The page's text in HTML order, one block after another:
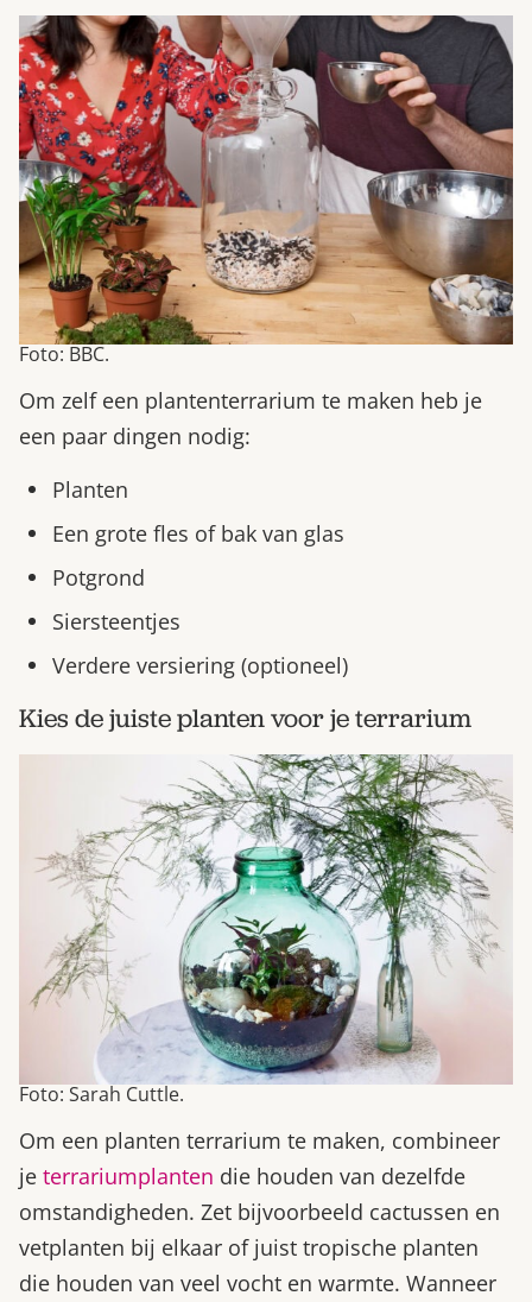
Foto: BBC.
Om zelf een plantenterrarium te maken heb je
een paar dingen nodig:
Planten
Een grote fles of bak van glas
Potgrond
Siersteentjes
Verdere versiering (optioneel)
Kies de juiste planten voor je terrarium
Foto: Sarah Cuttle.
Om een planten terrarium te maken, combineer
je terrariumplanten die houden van dezelfde
omstandigheden. Zet bijvoorbeeld cactussen en
vetplanten bij elkaar of juist tropische planten
die houden van veel vocht en warmte. Wanneer